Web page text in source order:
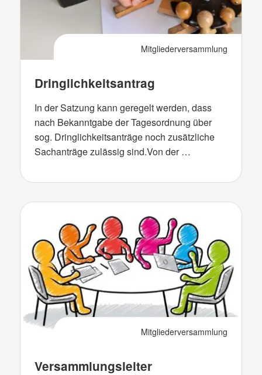
Mitgliederversammlung
Dringlichkeitsantrag
In der Satzung kann geregelt werden, dass
nach Bekanntgabe der Tagesordnung über
sog. Dringlichkeitsanträge noch zusätzliche
Sachanträge zulässig sind.Von der …
Mitgliederversammlung
Versammlungsleiter